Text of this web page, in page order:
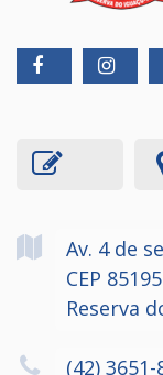
Av. 4 de
CEP
Reserva
(42) 3651-